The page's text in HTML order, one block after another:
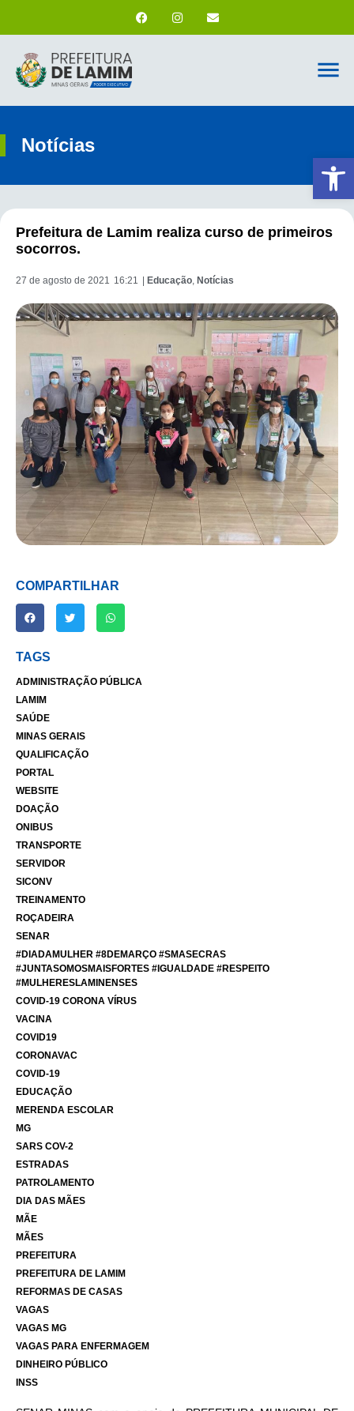
Notícias
Prefeitura de Lamim realiza curso de primeiros
socorros.
27 de agosto de 2021 16:21 Educação, Notícias
COMPARTILHAR
TAGS
ADMINISTRAÇÃO PÚBLICA
LAMIM
SAÚDE
MINAS GERAIS
QUALIFICAÇÃO
PORTAL
WEBSITE
DOAÇÃO
ONIBUS
TRANSPORTE
SERVIDOR
SICONV
TREINAMENTO
ROÇADEIRA
SENAR
#DIADAMULHER #8DEMARÇO #SMASECRAS
#JUNTASOMOSMAISFORTES #IGUALDADE #RESPEITO
#MULHERESLAMINENSES
COVID-19 CORONA VÍRUS
VACINA
COVID19
CORONAVAC
COVID-19
EDUCAÇÃO
MERENDA ESCOLAR
MG
SARS COV-2
ESTRADAS
PATROLAMENTO
DIA DAS MÃES
MÃE
MÃES
PREFEITURA
PREFEITURA DE LAMIM
REFORMAS DE CASAS
VAGAS
VAGAS MG
VAGAS PARA ENFERMAGEM
DINHEIRO PÚBLICO
INSS